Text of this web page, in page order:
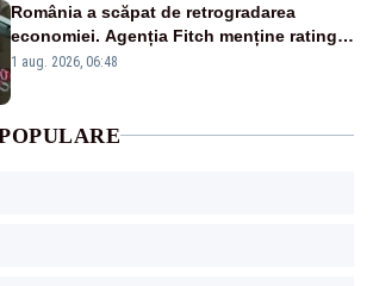
România a scăpat de retrogradarea
economiei. Agenția Fitch menține ratingul
„BBB-” cu perspectivă negativă
1 aug. 2026, 06:48